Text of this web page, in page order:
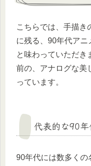
こちらでは、手描き
に残る、90年代アニ
と味わっていただき
前の、アナログな美
っています。
代表的な90
90年代には数多くの